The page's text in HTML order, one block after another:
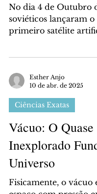
Futuro da
Espacial
primeiro satélite
depois, Yuri Gagarin,...
10 de abr. de 2025
Ciências Exatas
Vácuo: O Quase
Inexplorado